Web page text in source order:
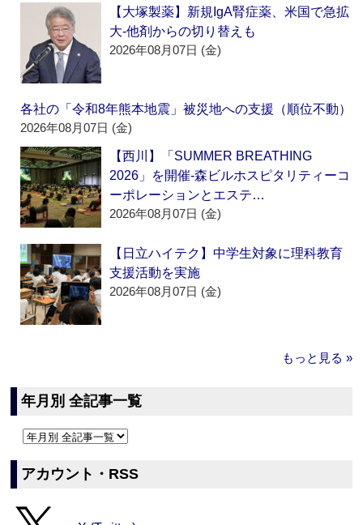
【大塚製薬】新規IgA腎症薬、米国で急拡
大‐他剤からの切り替えも
2026年08月07日 (金)
各社の「令和8年熊本地震」被災地への支援（順位不動）
2026年08月07日 (金)
【西川】「SUMMER BREATHING
2026」を開催‐森ビルホスピタリティーコ
ーポレーションとエステ…
2026年08月07日 (金)
【日立ハイテク】中学生対象に理科教育
支援活動を実施
2026年08月07日 (金)
もっと見る »
年月別 全記事一覧
アカウント・RSS